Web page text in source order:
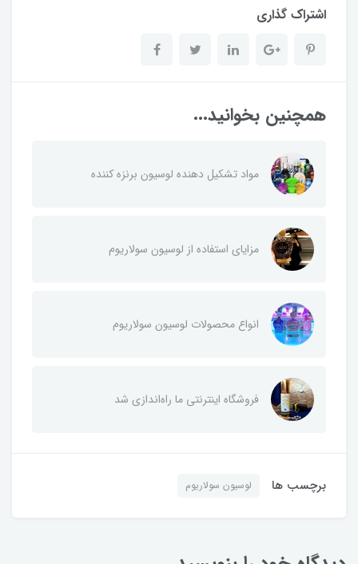
اشتراک گذاری
همچنین بخوانید...
مواد تشکیل دهنده لوسیون برنزه کننده
مزایای استفاده از لوسیون سولاریوم
انواع محصولات لوسیون سولاریوم
فروشگاه اینترنتی ما راه‌اندازی شد
برچسب ها لوسیون سولاریوم